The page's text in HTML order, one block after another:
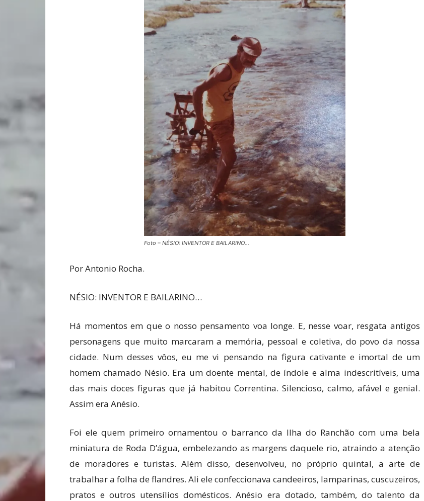
Foto – NÉSIO: INVENTOR E BAILARINO…
Por Antonio Rocha.
NÉSIO: INVENTOR E BAILARINO…
Há momentos em que o nosso pensamento voa longe. E, nesse voar, resgata antigos
personagens que muito marcaram a memória, pessoal e coletiva, do povo da nossa
cidade. Num desses vôos, eu me vi pensando na figura cativante e imortal de um
homem chamado Nésio. Era um doente mental, de índole e alma indescritíveis, uma
das mais doces figuras que já habitou Correntina. Silencioso, calmo, afável e genial.
Assim era Anésio.
Foi ele quem primeiro ornamentou o barranco da Ilha do Ranchão com uma bela
miniatura de Roda D’água, embelezando as margens daquele rio, atraindo a atenção
de moradores e turistas. Além disso, desenvolveu, no próprio quintal, a arte de
trabalhar a folha de flandres. Ali ele confeccionava candeeiros, lamparinas, cuscuzeiros,
pratos e outros utensílios domésticos. Anésio era dotado, também, do talento da